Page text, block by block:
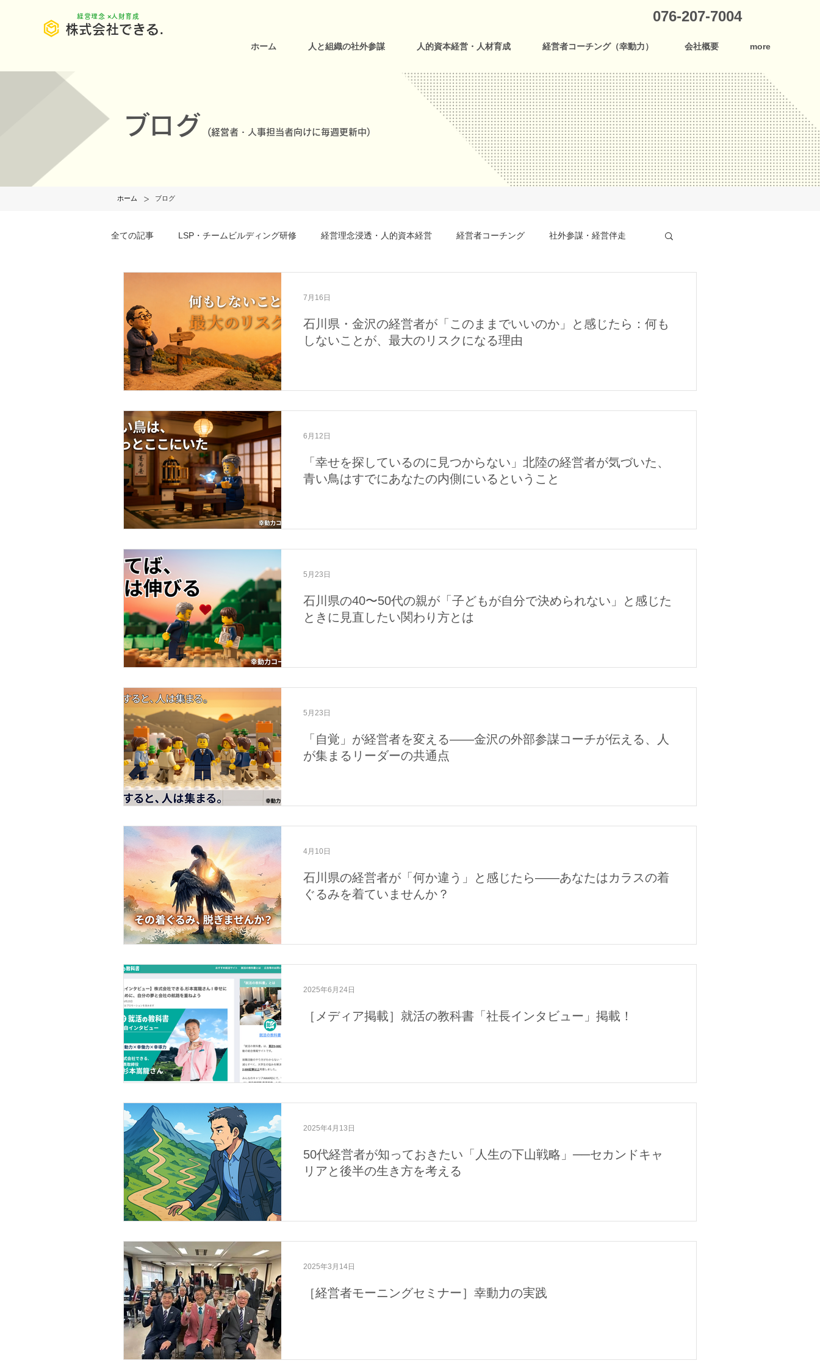
株式会社できる.
​経営理念 ×人財育成 076-207-7004
ホーム 人と組織の社外参謀 人的資本経営・人材育成 経営者コーチング（幸動力） 会社概要 more
ブログ (経営者・人事担当者向けに毎週更新中)
ホーム > ブログ
全ての記事 LSP・チームビルディング研修 経営理念浸透・人的資本経営 経営者コーチング 社外参謀・経営伴走
石川県・金沢の経営者が「このままでいいのか」と感じたら：何も
しないことが、最大のリスクになる理由
7月16日
「幸せを探しているのに見つからない」北陸の経営者が気づいた、
青い鳥はすでにあなたの内側にいるということ
6月12日
石川県の40〜50代の親が「子どもが自分で決められない」と感じた
ときに見直したい関わり方とは
5月23日
「自覚」が経営者を変える――金沢の外部参謀コーチが伝える、人
が集まるリーダーの共通点
5月23日
石川県の経営者が「何か違う」と感じたら——あなたはカラスの着
ぐるみを着ていませんか？
4月10日
［メディア掲載］就活の教科書「社長インタビュー」掲載！
2025年6月24日
50代経営者が知っておきたい「人生の下山戦略」──セカンドキャ
リアと後半の生き方を考える
2025年4月13日
［経営者モーニングセミナー］幸動力の実践
2025年3月14日